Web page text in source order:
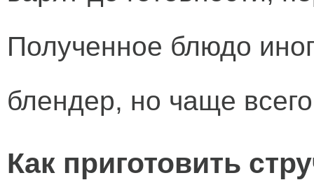
Полученное блюдо
блендер, но чаще
Как приготовить